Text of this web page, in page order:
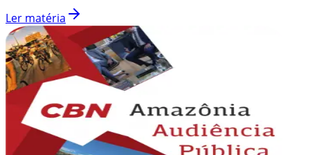
Ler matéria